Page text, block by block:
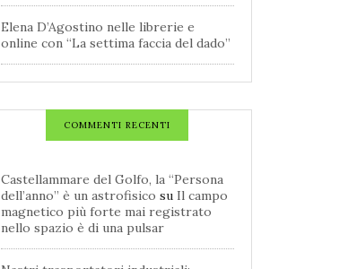
Elena D’Agostino nelle librerie e
online con “La settima faccia del dado”
COMMENTI RECENTI
Castellammare del Golfo, la “Persona
dell’anno” è un astrofisico su Il campo
magnetico più forte mai registrato
nello spazio è di una pulsar